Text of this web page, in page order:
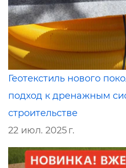
Геотекстиль нового
подход к дренажным
строительстве
22 июл. 2025 г.